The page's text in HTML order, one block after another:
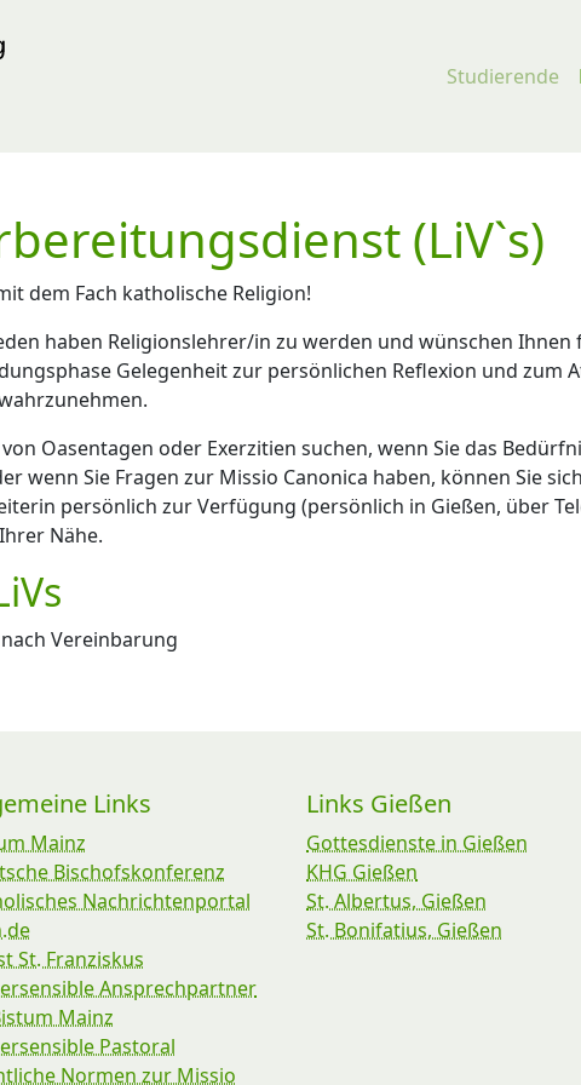
Studierende
(LiV`s)
dem Fach katholische Religion!
haben Religionslehrer/in zu werden und wünschen
Gelegenheit zur persönlichen Reflexion und zum
Oasentagen oder Exerzitien suchen, wenn Sie das
wenn Sie Fragen zur Missio Canonica haben, können Sie
persönlich zur Verfügung (persönlich in Gießen, über
Nähe.
nach Vereinbarung
Links
Mainz
Bischofskonferenz
Nachrichtenportal
St. Franziskus
Ansprechpartner
Mainz
Pastoral
Normen zur Missio
Links Gießen
Gottesdienste in Gießen
KHG Gießen
St. Albertus, Gießen
St. Bonifatius, Gießen